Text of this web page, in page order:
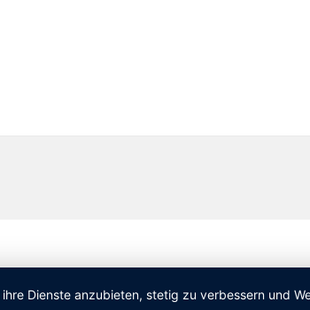
Dienste anzubieten, stetig zu verbessern und